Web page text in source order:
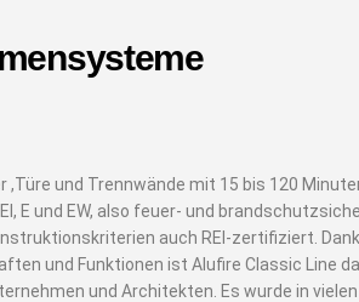
,Türe und Trennwände mit 15 bis 120
E und EW, also feuer- und
auch REI-zertifiziert. Dank
und Funktionen ist Alufire Classic Line
und Architekten. Es wurde in vielen